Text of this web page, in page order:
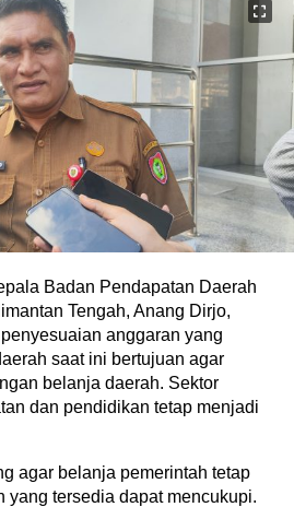
Badan Pendapatan Daerah
Tengah, Anang Dirjo,
anggaran yang
saat ini bertujuan agar
belanja daerah. Sektor
dan pendidikan tetap menjadi
agar belanja pemerintah tetap
yang tersedia dapat mencukupi.